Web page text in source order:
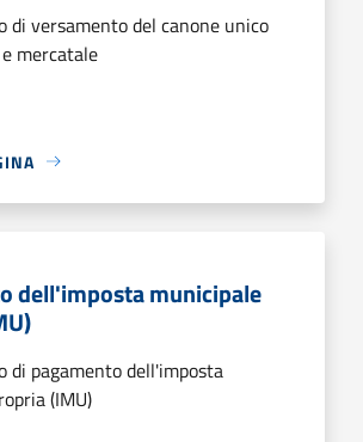
di versamento del canone unico
mercatale
dell'imposta municipale
di pagamento dell'imposta
(IMU)